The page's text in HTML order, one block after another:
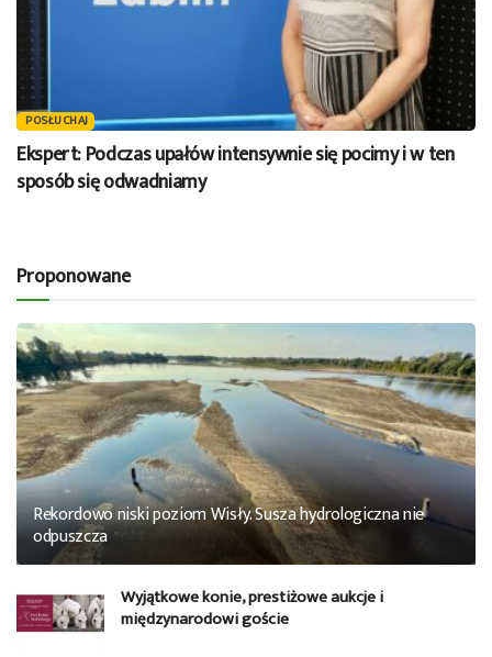
POSŁUCHAJ
Ekspert: Podczas upałów intensywnie się pocimy i w ten
sposób się odwadniamy
Proponowane
Rekordowo niski poziom Wisły. Susza hydrologiczna nie
odpuszcza
Wyjątkowe konie, prestiżowe aukcje i
międzynarodowi goście